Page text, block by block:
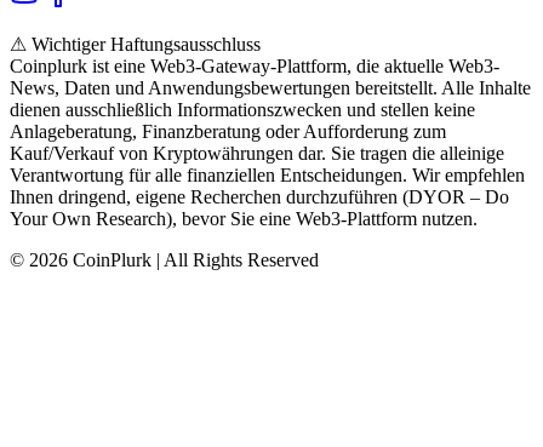
⚠ Wichtiger Haftungsausschluss
Coinplurk ist eine Web3-Gateway-Plattform, die aktuelle Web3-
News, Daten und Anwendungsbewertungen bereitstellt. Alle Inhalte
dienen ausschließlich Informationszwecken und stellen keine
Anlageberatung, Finanzberatung oder Aufforderung zum
Kauf/Verkauf von Kryptowährungen dar. Sie tragen die alleinige
Verantwortung für alle finanziellen Entscheidungen. Wir empfehlen
Ihnen dringend, eigene Recherchen durchzuführen (DYOR – Do
Your Own Research), bevor Sie eine Web3-Plattform nutzen.
© 2026 CoinPlurk | All Rights Reserved